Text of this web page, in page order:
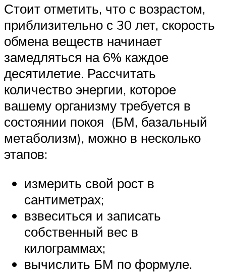
Стоит отметить, что с возрастом,
приблизительно с 30 лет, скорость
обмена веществ начинает
замедляться на 6% каждое
десятилетие. Рассчитать
количество энергии, которое
вашему организму требуется в
состоянии покоя (БМ, базальный
метаболизм), можно в несколько
этапов:
измерить свой рост в
сантиметрах;
взвеситься и записать
собственный вес в
килограммах;
вычислить БМ по формуле.